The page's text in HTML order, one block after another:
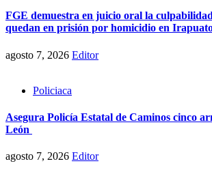
FGE demuestra en juicio oral la culpabilidad
quedan en prisión por homicidio en
agosto 7, 2026 Editor
Policiaca
Asegura Policía Estatal de Caminos cinco
León
agosto 7, 2026 Editor